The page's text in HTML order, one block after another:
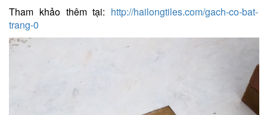
Tham khảo thêm tại: http://hailongtiles.com/gach-co-bat-
trang-0